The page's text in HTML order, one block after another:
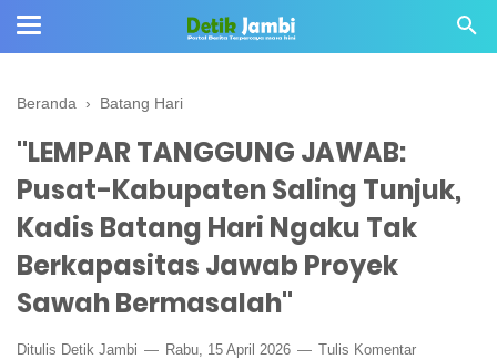
Beranda › Batang Hari
"LEMPAR TANGGUNG JAWAB:
Pusat-Kabupaten Saling Tunjuk,
Kadis Batang Hari Ngaku Tak
Berkapasitas Jawab Proyek
Sawah Bermasalah"
Ditulis Detik Jambi Rabu, 15 April 2026 Tulis Komentar